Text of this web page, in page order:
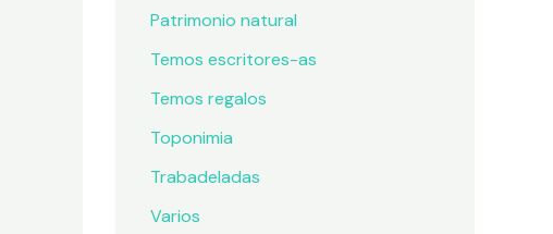
Patrimonio natural
Temos escritores-as
Temos regalos
Toponimia
Trabadeladas
Varios